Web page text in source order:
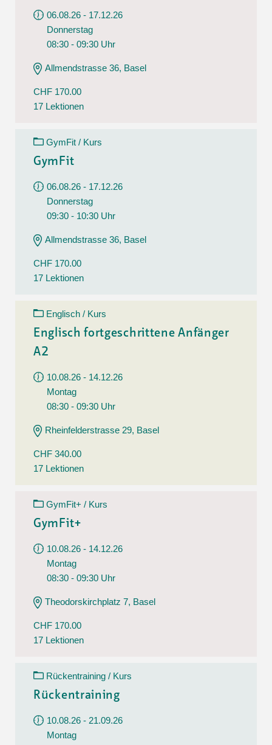
06.08.26 - 17.12.26
Donnerstag
08:30 - 09:30 Uhr
Allmendstrasse 36, Basel
CHF 170.00
17 Lektionen
GymFit / Kurs
GymFit
06.08.26 - 17.12.26
Donnerstag
09:30 - 10:30 Uhr
Allmendstrasse 36, Basel
CHF 170.00
17 Lektionen
Englisch / Kurs
Englisch fortgeschrittene Anfänger
A2
10.08.26 - 14.12.26
Montag
08:30 - 09:30 Uhr
Rheinfelderstrasse 29, Basel
CHF 340.00
17 Lektionen
GymFit+ / Kurs
GymFit+
10.08.26 - 14.12.26
Montag
08:30 - 09:30 Uhr
Theodorskirchplatz 7, Basel
CHF 170.00
17 Lektionen
Rückentraining / Kurs
Rückentraining
10.08.26 - 21.09.26
Montag